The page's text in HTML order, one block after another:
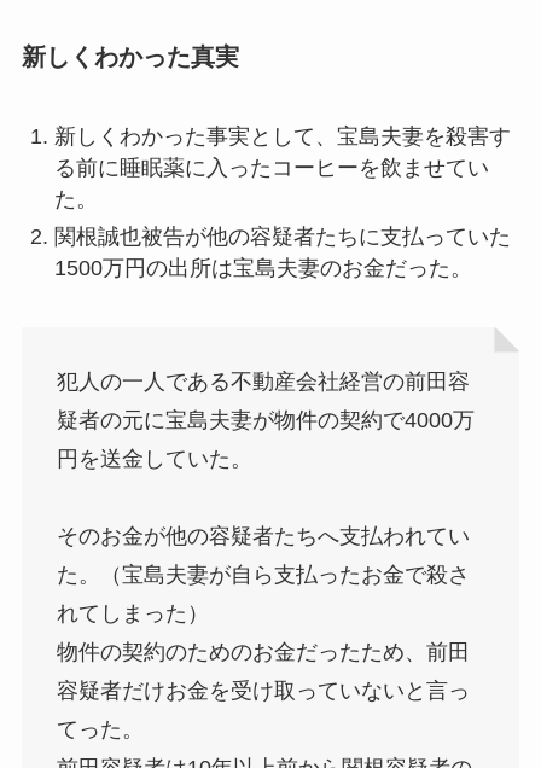
新しくわかった真実
新しくわかった事実として、宝島夫妻を殺害す
る前に睡眠薬に入ったコーヒーを飲ませてい
た。
関根誠也被告が他の容疑者たちに支払っていた
1500万円の出所は宝島夫妻のお金だった。
犯人の一人である不動産会社経営の前田容
疑者の元に宝島夫妻が物件の契約で4000万
円を送金していた。
そのお金が他の容疑者たちへ支払われてい
た。（宝島夫妻が自ら支払ったお金で殺さ
れてしまった）
物件の契約のためのお金だったため、前田
容疑者だけお金を受け取っていないと言っ
てった。